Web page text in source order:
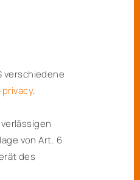
verschiedene
.
von Art. 6
des